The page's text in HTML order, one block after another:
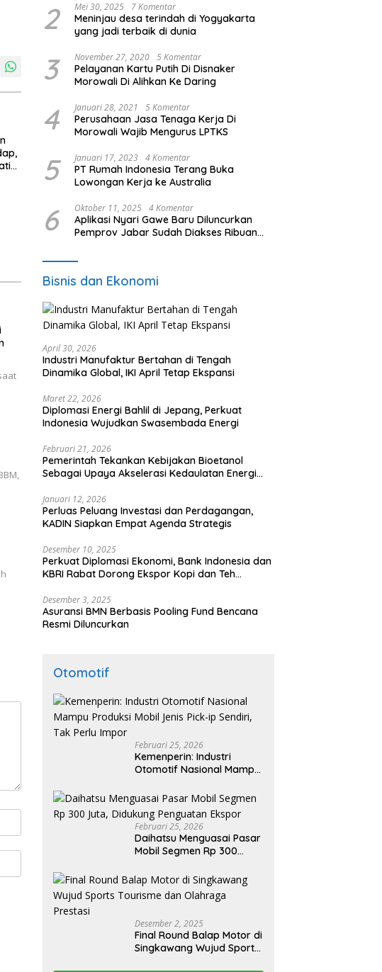
2 Mei 30, 2025 7 Komentar
Meninjau desa terindah di Yogyakarta
yang jadi terbaik di dunia
3 November 27, 2020 5 Komentar
Pelayanan Kartu Putih Di Disnaker
Morowali Di Alihkan Ke Daring
4 Januari 28, 2021 5 Komentar
Perusahaan Jasa Tenaga Kerja Di
Morowali Wajib Mengurus LPTKS
5 Januari 17, 2023 4 Komentar
PT Rumah Indonesia Terang Buka
Lowongan Kerja ke Australia
6 Oktober 11, 2025 4 Komentar
Aplikasi Nyari Gawe Baru Diluncurkan
Pemprov Jabar Sudah Diakses Ribuan
Bisnis dan Ekonomi
April 30, 2026
Industri Manufaktur Bertahan di Tengah
Dinamika Global, IKI April Tetap Ekspansi
Maret 22, 2026
Diplomasi Energi Bahlil di Jepang, Perkuat
Indonesia Wujudkan Swasembada Energi
Februari 21, 2026
Pemerintah Tekankan Kebijakan Bioetanol
Sebagai Upaya Akselerasi Kedaulatan Energi
Januari 12, 2026
Perluas Peluang Investasi dan Perdagangan,
KADIN Siapkan Empat Agenda Strategis
Desember 10, 2025
Perkuat Diplomasi Ekonomi, Bank Indonesia dan
KBRI Rabat Dorong Ekspor Kopi dan Teh
Desember 3, 2025
Asuransi BMN Berbasis Pooling Fund Bencana
Resmi Diluncurkan
Otomotif
Februari 25, 2026
Kemenperin: Industri
Otomotif Nasional Mampu
ip Sendiri, Tak Perlu Impor
Februari 25, 2026
Daihatsu Menguasai Pasar
Mobil Segmen Rp 300
Ekspor
Desember 2, 2025
Final Round Balap Motor di
Singkawang Wujud Sports